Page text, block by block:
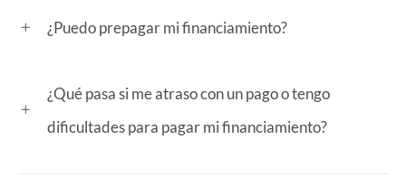
¿Puedo prepagar mi financiamiento?
¿Qué pasa si me atraso con un pago o tengo
dificultades para pagar mi financiamiento?